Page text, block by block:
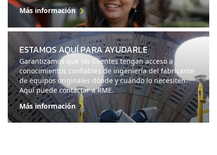
Más información
ESTAMOS AQUÍ PARA AYUDARLE
Garantizamos que los Clientes tengan acceso a
conocimientos confiables de ingeniería del fabricante
de equipos originales dónde y cuándo lo necesiten.
Aquí puede contactar a RME.
Más información